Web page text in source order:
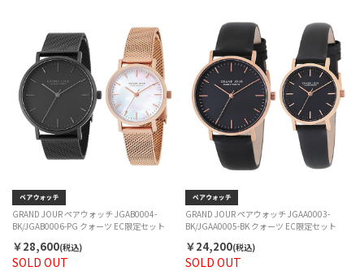
SOLD OUT
GRAND JOUR ペアウォッチ JGAB0004-
BK/JGAB0006-PG クォーツ EC限定セット
￥28,600(税込)
SOLD OUT
GRAND JOUR ペアウォッチ JGAA0003-
BK/JGAA0005-BK クォーツ EC限定セット
￥24,200(税込)